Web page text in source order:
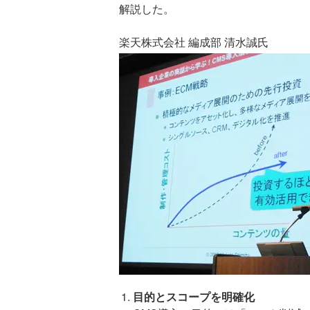
解説した。
楽天株式会社 編成部 清水誠氏
目的とスコープを明確化